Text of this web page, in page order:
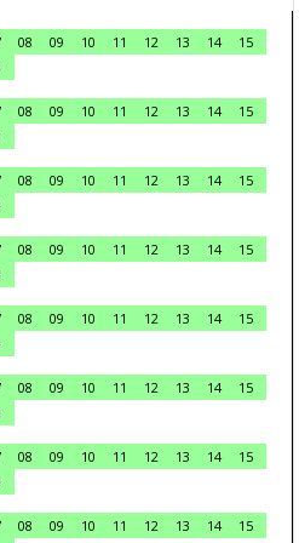
08 09 10 11 12 13 14
15
08 09 10 11 12 13 14
15
08 09 10 11 12 13 14
15
08 09 10 11 12 13 14
15
08 09 10 11 12 13 14
15
08 09 10 11 12 13 14
15
08 09 10 11 12 13 14
15
08 09 10 11 12 13 14
15